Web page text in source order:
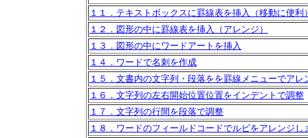
１１．テキストボックスに罫線表を挿入（移動に便利
１２．図形の中に罫線表を挿入（アレンジ）
１３．図形の中にワードアートを挿入
１４．ワードで名刺を作成
１５．文書内の文字列・段落をを罫線メニューでアレ
１６．文字列の左右開始位置位置をインデントで調整
１７．文字列の行間を段落で調整
１８．ワードのフィールドコードでルビをアレンジし